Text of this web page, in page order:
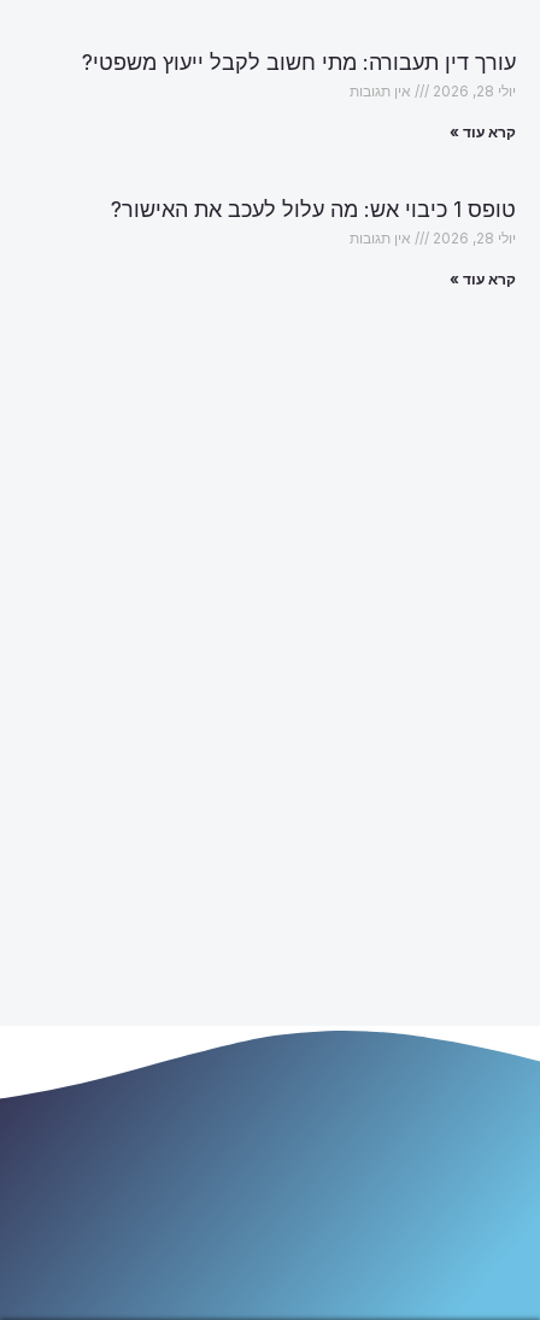
עורך דין תעבורה: מתי חשוב לקבל ייעוץ משפטי?
יולי 28, 2026 אין תגובות
קרא עוד »
טופס 1 כיבוי אש: מה עלול לעכב את האישור?
יולי 28, 2026 אין תגובות
קרא עוד »